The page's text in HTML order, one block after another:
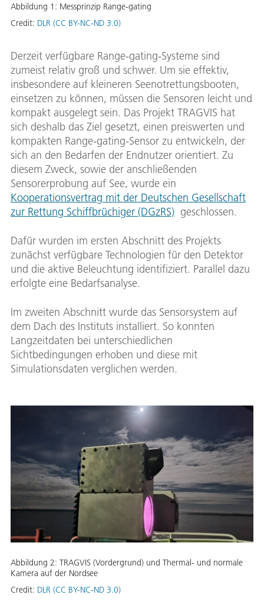
Abbildung 1: Messprinzip Range-gating
Credit: DLR (CC BY-NC-ND 3.0)
Derzeit verfügbare Range-gating-Systeme sind
zumeist relativ groß und schwer. Um sie effektiv,
insbesondere auf kleineren Seenotrettungsbooten,
einsetzen zu können, müssen die Sensoren leicht und
kompakt ausgelegt sein. Das Projekt TRAGVIS hat
sich deshalb das Ziel gesetzt, einen preiswerten und
kompakten Range-gating-Sensor zu entwickeln, der
sich an den Bedarfen der Endnutzer orientiert. Zu
diesem Zweck, sowie der anschließenden
Sensorerprobung auf See, wurde ein
Kooperationsvertrag mit der Deutschen Gesellschaft
zur Rettung Schiffbrüchiger (DGzRS) geschlossen.
Dafür wurden im ersten Abschnitt des Projekts
zunächst verfügbare Technologien für den Detektor
und die aktive Beleuchtung identifiziert. Parallel dazu
erfolgte eine Bedarfsanalyse.
Im zweiten Abschnitt wurde das Sensorsystem auf
dem Dach des Instituts installiert. So konnten
Langzeitdaten bei unterschiedlichen
Sichtbedingungen erhoben und diese mit
Simulationsdaten verglichen werden.
Abbildung 2: TRAGVIS (Vordergrund) und Thermal- und normale
Kamera auf der Nordsee
Credit: DLR (CC BY-NC-ND 3.0)